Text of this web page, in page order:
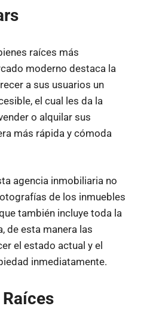
raíces más
moderno destaca la
a sus usuarios un
el cual les da la
o alquilar sus
más rápida y cómoda
agencia inmobiliaria no
de los inmuebles
también incluye toda la
de esta manera las
el estado actual y el
inmediatamente.